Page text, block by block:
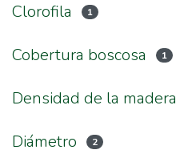
Clorofila 1
Cobertura boscosa 1
Densidad de la madera
Diámetro 2